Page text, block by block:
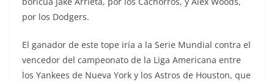
por los Dodgers.
El ganador de este tope iría a la Serie Mundial contra el
vencedor del campeonato de la Liga Americana entre
los Yankees de Nueva York y los Astros de Houston, que